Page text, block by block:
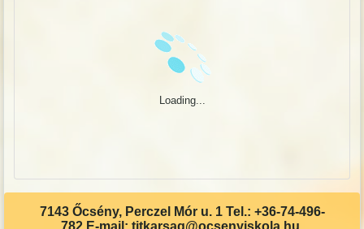
Loading...
7143 Őcsény, Perczel Mór u. 1 Tel.: +36-74-496-
782 E-mail: titkarsag@ocsenyiskola.hu